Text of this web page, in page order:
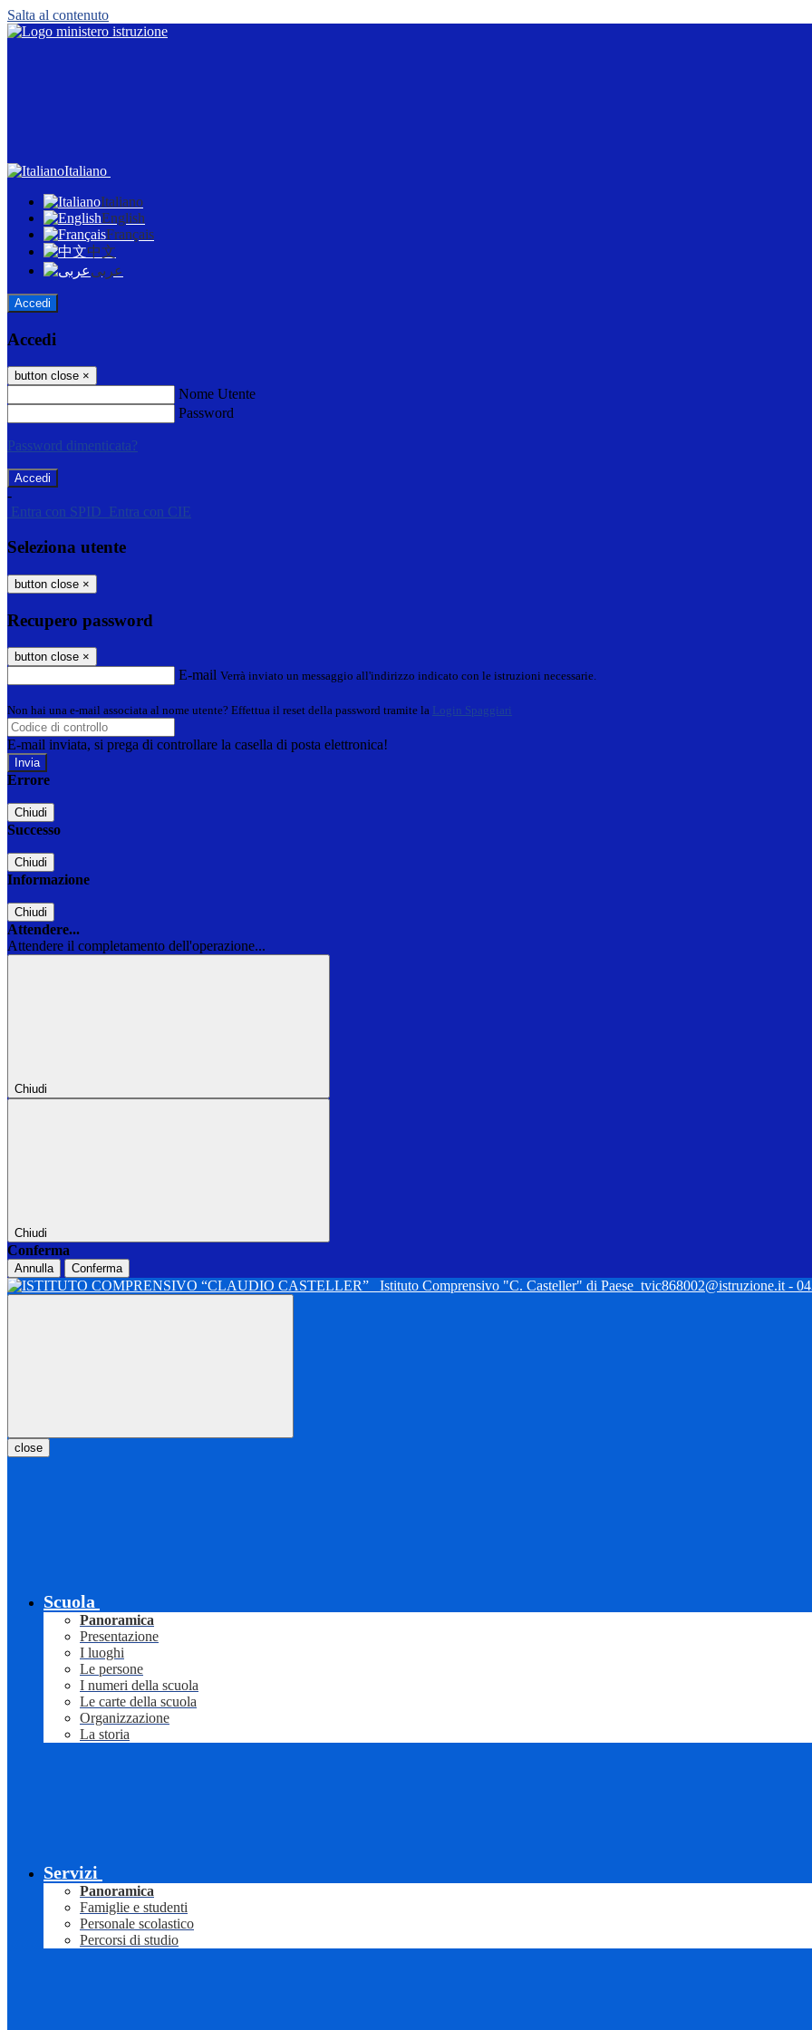
Salta al contenuto
Italiano
Italiano
English
Français
中文
عربى
Accedi
Accedi
button close ×
Nome Utente
Password
Password dimenticata?
-
Entra con SPID
Entra con CIE
Seleziona utente
button close ×
Recupero password
button close ×
E-mail Verrà inviato un messaggio all'indirizzo indicato con le istruzioni necessarie.
Non hai una e-mail associata al nome utente? Effettua il reset della password tramite la Login Spaggiari
E-mail inviata, si prega di controllare la casella di posta elettronica!
Errore
Chiudi
Successo
Chiudi
Informazione
Chiudi
Attendere...
Attendere il completamento dell'operazione...
Chiudi
Chiudi
Conferma
Annulla Conferma
Istituto Comprensivo "C. Casteller" di Paese tvic868002@istruzione.it -
close
Scuola
Panoramica
Presentazione
I luoghi
Le persone
I numeri della scuola
Le carte della scuola
Organizzazione
La storia
Servizi
Panoramica
Famiglie e studenti
Personale scolastico
Percorsi di studio